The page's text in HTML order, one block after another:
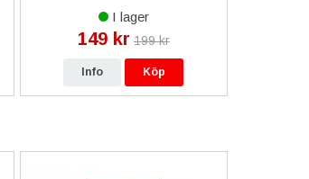
I lager
149 kr 199 kr
Info Köp